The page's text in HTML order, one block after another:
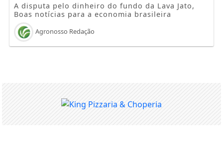
A disputa pelo dinheiro do fundo da Lava Jato,
Boas notícias para a economia brasileira
Agronosso Redação